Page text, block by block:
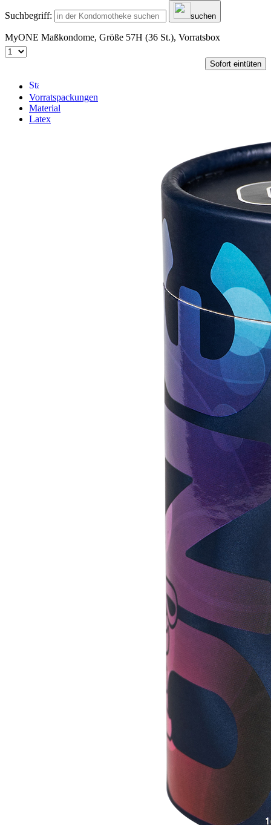
Suchbegriff: suchen
MyONE Maßkondome, Größe 57H (36 St.), Vorratsbox
Sofort eintüten
Vorratspackungen
Material
Latex